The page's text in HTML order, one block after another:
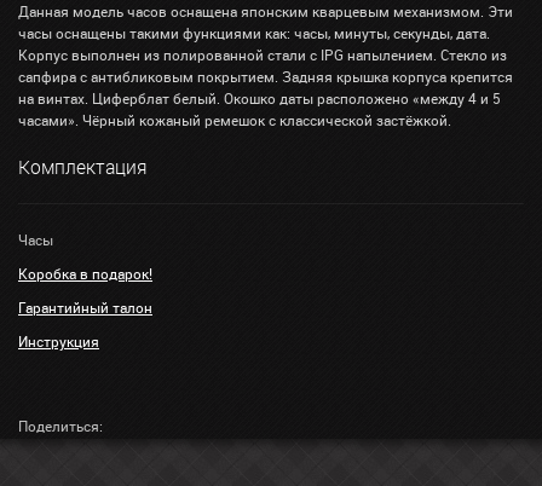
Данная модель часов оснащена японским кварцевым механизмом. Эти
часы оснащены такими функциями как: часы, минуты, секунды, дата.
Корпус выполнен из полированной стали с IPG напылением. Стекло из
сапфира с антибликовым покрытием. Задняя крышка корпуса крепится
на винтах. Циферблат белый. Окошко даты расположено «между 4 и 5
часами». Чёрный кожаный ремешок с классической застёжкой.
Комплектация
Часы
Коробка в подарок!
Гарантийный талон
Инструкция
Поделиться: